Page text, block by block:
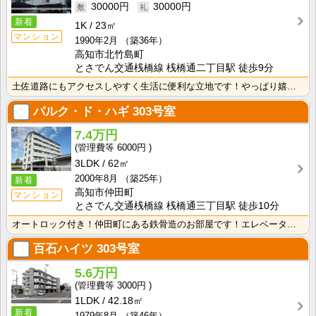
新着
マンション
30000円
30000円
1K
23㎡
1990年2月
（築36年）
高知市北竹島町
とさでん交通桟橋線 桟橋通二丁目駅 徒歩9分
パルク・ド・ハギ303号室
新着
マンション
7.4万円
6000円
3LDK
62㎡
2000年8月
（築25年）
高知市仲田町
とさでん交通桟橋線 桟橋通三丁目駅 徒歩10分
百石ハイツ 303号室
新着
5.6万円
3000円
1LDK
42.18㎡